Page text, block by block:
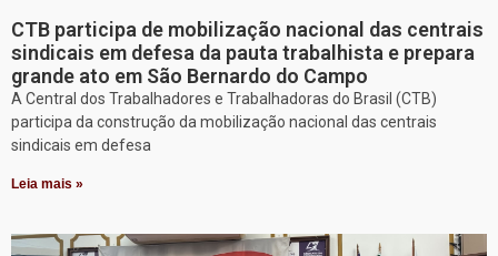
CTB participa de mobilização nacional das centrais
sindicais em defesa da pauta trabalhista e prepara
grande ato em São Bernardo do Campo
A Central dos Trabalhadores e Trabalhadoras do Brasil (CTB)
participa da construção da mobilização nacional das centrais
sindicais em defesa
Leia mais »